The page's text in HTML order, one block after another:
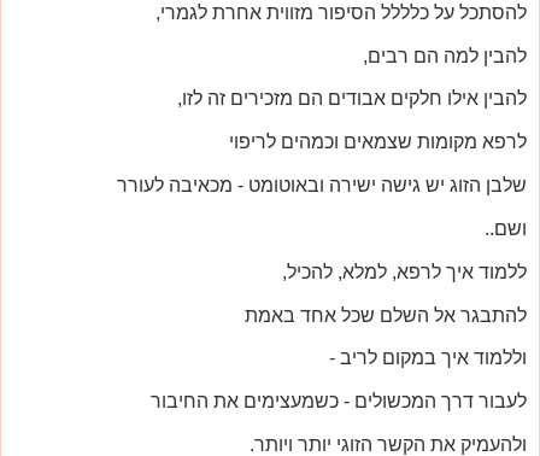
להסתכל על כלללל הסיפור מזווית אחרת לגמרי,
להבין למה הם רבים,
להבין אילו חלקים אבודים הם מזכירים זה לזו,
לרפא מקומות שצמאים וכמהים לריפוי
שלבן הזוג יש גישה ישירה ובאוטומט - מכאיבה לעורר
ושם..
ללמוד איך לרפא, למלא, להכיל,
להתבגר אל השלם שכל אחד באמת
וללמוד איך במקום לריב -
לעבור דרך המכשולים - כשמעצימים את החיבור
ולהעמיק את הקשר הזוגי יותר ויותר.